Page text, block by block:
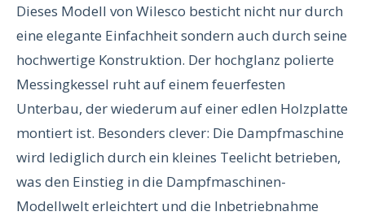
Dieses Modell von Wilesco besticht nicht nur durch
eine elegante Einfachheit sondern auch durch seine
hochwertige Konstruktion. Der hochglanz polierte
Messingkessel ruht auf einem feuerfesten
Unterbau, der wiederum auf einer edlen Holzplatte
montiert ist. Besonders clever: Die Dampfmaschine
wird lediglich durch ein kleines Teelicht betrieben,
was den Einstieg in die Dampfmaschinen-
Modellwelt erleichtert und die Inbetriebnahme